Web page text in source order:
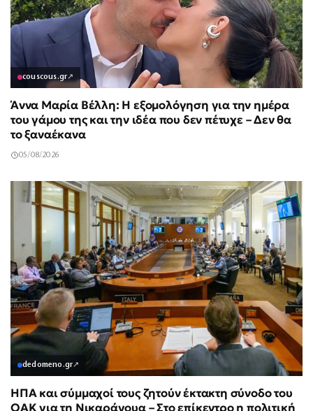
couscous.gr↗
Άννα Μαρία Βέλλη: Η εξομολόγηση για την ημέρα
του γάμου της και την ιδέα που δεν πέτυχε – Δεν θα
το ξαναέκανα
05/08/2026
dedomeno.gr↗
ΗΠΑ και σύμμαχοί τους ζητούν έκτακτη σύνοδο του
ΟΑΚ για τη Νικαράγουα – Στο επίκεντρο η πολιτική